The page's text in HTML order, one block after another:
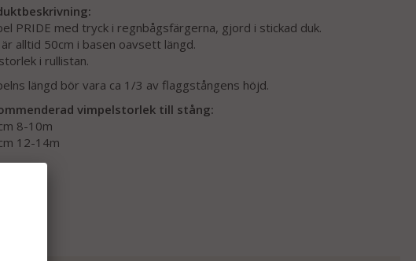
PRIDE med tryck i regnbågsfärgerna, gjord i stickad duk.
är alltid 50cm i basen oavsett längd.
i rullistan.
längd bör vara ca 1/3 av flaggstångens höjd.
vimpelstorlek till stång:
8-10m
12-14m